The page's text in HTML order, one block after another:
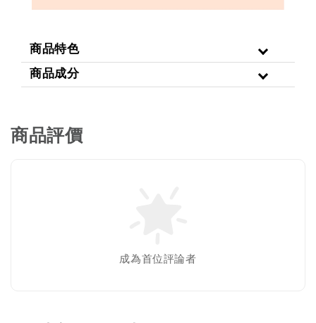
商品特色
商品成分
商品評價
成為首位評論者